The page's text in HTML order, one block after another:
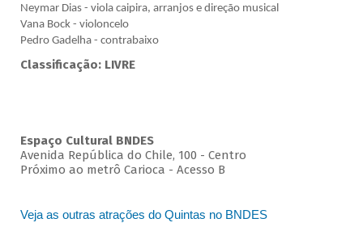
Neymar Dias - viola caipira, arranjos e direção musical
Vana Bock - violoncelo
Pedro Gadelha - contrabaixo
Classificação: LIVRE
Espaço Cultural BNDES
Avenida República do Chile, 100 - Centro
Próximo ao metrô Carioca - Acesso B
Veja as outras atrações do Quintas no BNDES